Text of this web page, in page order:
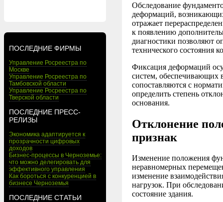
ПОСЛЕДНИЕ ФИРМЫ
Управление Росреестра по
Москве
Управление Росреестра по
Тамбовской области
Управление Росреестра по
Тверской области
ПОСЛЕДНИЕ ПРЕСС-
РЕЛИЗЫ
Экономика адаптируется к
прозрачности цифровых
доходов
Бизнес-процессы в Черноземье:
что можно делегировать для
эффективного управления
Как бороться с конкуренцией в
бизнесе Черноземья
ПОСЛЕДНИЕ СТАТЬИ
Обследование
деформаций,
отражает
к появлению
диагностики позволяют
технического состояния
Фиксация деформаций
систем, обеспечивающих
сопоставляются с
определить степень
основания.
Отклонение
признак
Изменение положения
неравномерных
изменение
нагрузок. При
состояние здания.